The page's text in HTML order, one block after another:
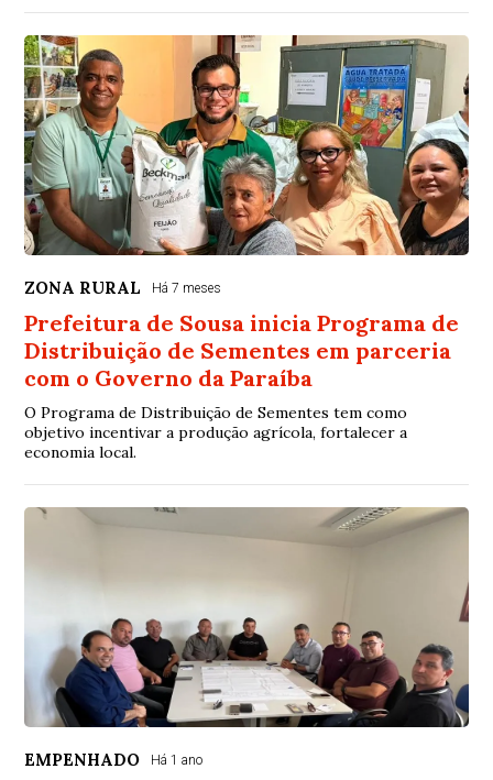
ZONA RURAL Há 7 meses
Prefeitura de Sousa inicia Programa de
Distribuição de Sementes em parceria
com o Governo da Paraíba
O Programa de Distribuição de Sementes tem como
objetivo incentivar a produção agrícola, fortalecer a
economia local.
EMPENHADO Há 1 ano